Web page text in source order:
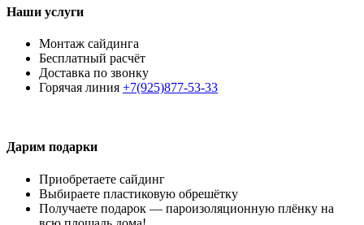
Наши услуги
Монтаж сайдинга
Бесплатный расчёт
Доставка по звонку
Горячая линия +7(925)877-53-33
Дарим подарки
Приобретаете сайдинг
Выбираете пластиковую обрешётку
Получаете подарок — пароизоляционную плёнку на